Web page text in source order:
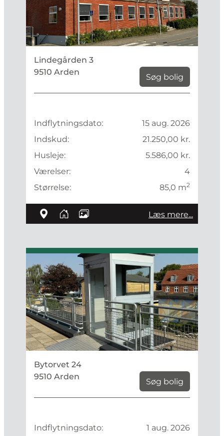
Lindegården 3
9510 Arden
Søg bolig
Indflytningsdato:
15 aug. 2026
Indskud:
21.250,00 kr.
Husleje:
5.586,00 kr.
Værelser:
4
Størrelse:
85,0 m2
Læs mere...
Bytorvet 24
9510 Arden
Søg bolig
Indflytningsdato:
1 aug. 2026